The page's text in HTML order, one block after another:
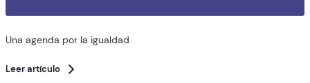
Una agenda por la igualdad
Leer artículo